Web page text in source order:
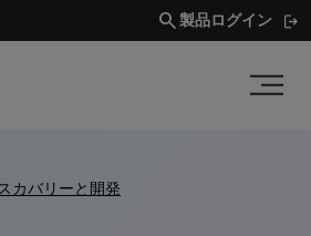
search製品ログイン
カバリーと開発